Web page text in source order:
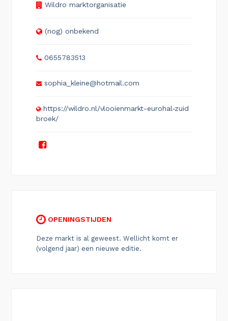
Wildro marktorganisatie
(nog) onbekend
0655783513
sophia_kleine@hotmail.com
https://wildro.nl/vlooienmarkt-eurohal-zuid
broek/
OPENINGSTIJDEN
Deze markt is al geweest. Wellicht komt er
(volgend jaar) een nieuwe editie.